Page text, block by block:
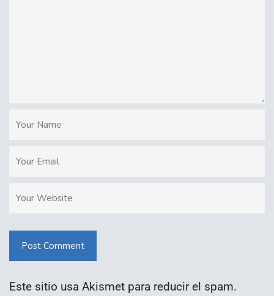
Post Comment
Este sitio usa Akismet para reducir el spam.